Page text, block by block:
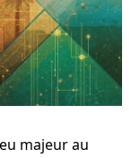
majeur au